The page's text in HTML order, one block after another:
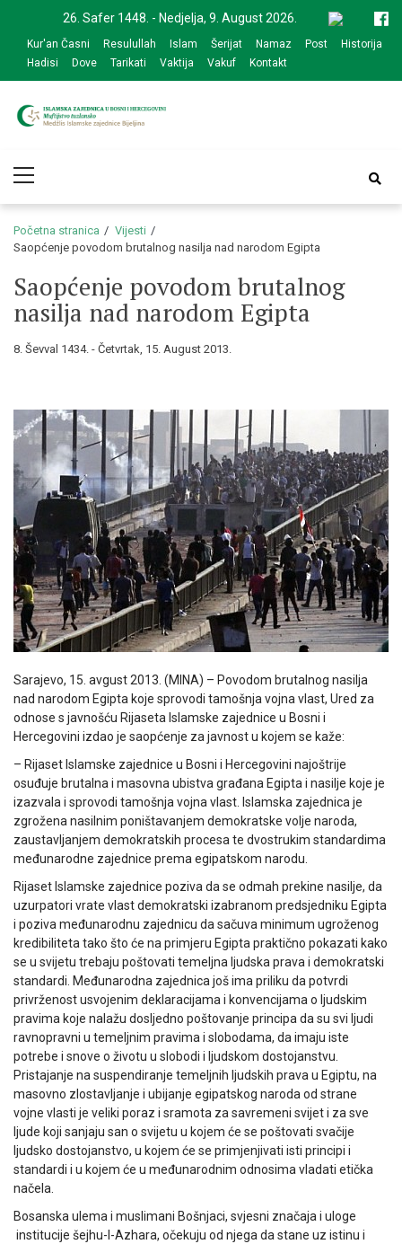
navigation
content
26. Safer 1448. - Nedjelja, 9. August 2026.
Kur'an Časni Resulullah Islam Šerijat Namaz Post
Historija
Hadisi
Dove Tarikati Vaktija Vakuf Kontakt
zajednice Bijeljina
Menu
Početna stranica
Vijesti
Saopćenje povodom brutalnog nasilja nad narodom Egipta
Saopćenje povodom brutalnog
nasilja nad narodom Egipta
8. Ševval 1434. - Četvrtak, 15. August 2013.
Sarajevo, 15. avgust 2013. (MINA) – Povodom brutalnog nasilja
nad narodom Egipta koje sprovodi tamošnja vojna vlast, Ured za
odnose s javnošću Rijaseta Islamske zajednice u Bosni i
Hercegovini izdao je saopćenje za javnost u kojem se kaže:
– Rijaset Islamske zajednice u Bosni i Hercegovini najoštrije
osuđuje brutalna i masovna ubistva građana Egipta i nasilje koje je
izazvala i sprovodi tamošnja vojna vlast. Islamska zajednica je
zgrožena nasilnim poništavanjem demokratske volje naroda,
zaustavljanjem demokratskih procesa te dvostrukim standardima
međunarodne zajednice prema egipatskom narodu.
Rijaset Islamske zajednice poziva da se odmah prekine nasilje, da
uzurpatori vrate vlast demokratski izabranom predsjedniku Egipta
i poziva međunarodnu zajednicu da sačuva minimum ugroženog
kredibiliteta tako što će na primjeru Egipta praktično pokazati kako
se u svijetu trebaju poštovati temeljna ljudska prava i demokratski
standardi. Međunarodna zajednica još ima priliku da potvrdi
privrženost usvojenim deklaracijama i konvencijama o ljudskim
pravima koje nalažu dosljedno poštovanje principa da su svi ljudi
ravnopravni u temeljnim pravima i slobodama, da imaju iste
potrebe i snove o životu u slobodi i ljudskom dostojanstvu.
Pristajanje na suspendiranje temeljnih ljudskih prava u Egiptu, na
masovno zlostavljanje i ubijanje egipatskog naroda od strane
vojne vlasti je veliki poraz i sramota za savremeni svijet i za sve
ljude koji sanjaju san o svijetu u kojem će se poštovati svačije
ljudsko dostojanstvo, u kojem će se primjenjivati isti principi i
standardi i u kojem će u međunarodnim odnosima vladati etička
načela.
Bosanska ulema i muslimani Bošnjaci, svjesni značaja i uloge
institucije šejhu-l-Azhara, očekuju od njega da stane uz istinu i